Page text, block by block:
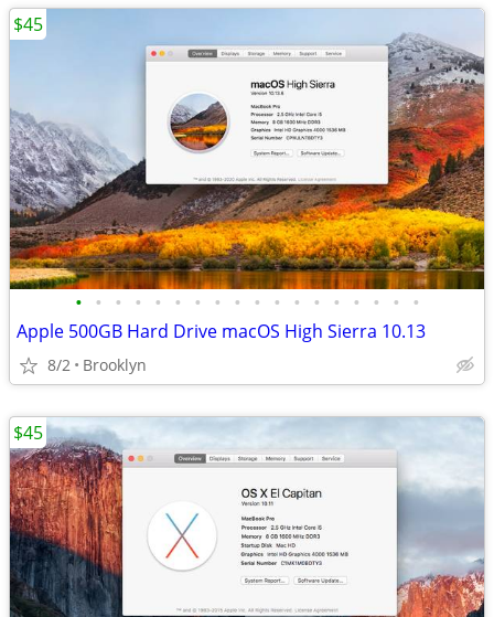
• • • • • • • • • • • • • • • • • •
Apple 500GB Hard Drive macOS High Sierra 10.13
8/2 Brooklyn
$45
$45